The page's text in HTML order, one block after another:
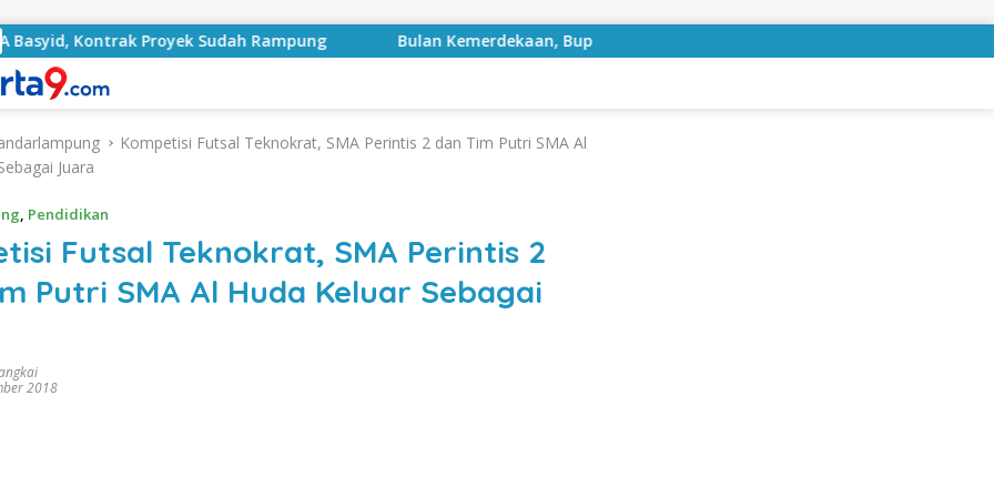
Proyek Sudah Rampung Bulan Kemerdekaan, Bupati Lampung Selatan Ajak ASN Perkuat Semangat Pengabdian
Kompetisi Futsal Teknokrat, SMA Perintis 2 dan Tim Putri SMA Al
Juara
, Pendidikan
Futsal Teknokrat, SMA Perintis 2
Putri SMA Al Huda Keluar Sebagai
2018